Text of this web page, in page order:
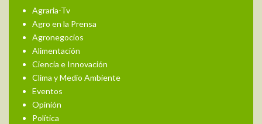
Agraria-Tv
Agro en la Prensa
Agronegocios
Alimentación
Ciencia e Innovación
Clima y Medio Ambiente
Eventos
Opinión
Política